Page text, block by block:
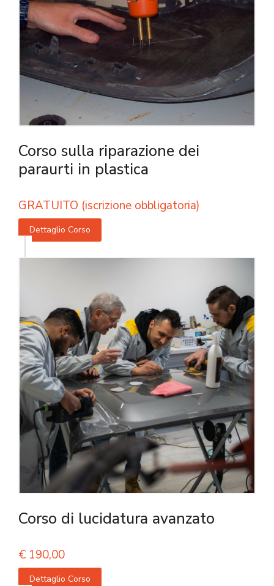
Corso sulla riparazione dei
paraurti in plastica
GRATUITO (iscrizione obbligatoria)
Dettaglio Corso
Corso di lucidatura avanzato
€ 190,00
Dettaglio Corso